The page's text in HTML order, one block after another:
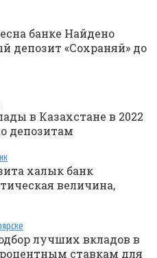
банке Найдено
депозит «Сохраняй» до
в Казахстане в 2022
депозитам
халык банк
величина,
лучших вкладов в
ставкам для